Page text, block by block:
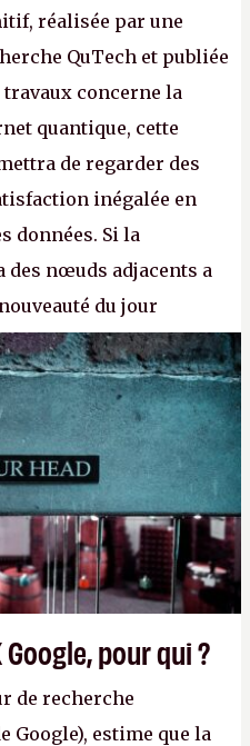
réalisée par une
QuTech et publiée
travaux concerne la
quantique, cette
de regarder des
inégalée en
données. Si la
nœuds adjacents a
du jour
nœuds distants, pour ne
multimédia interactif
cpc.cx/AH432N4
pour qui ?
de recherche
Google), estime que la